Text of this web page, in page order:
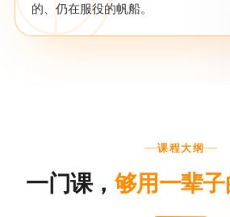
的、仍在服役的帆船。
课程大纲
一门课， 够用一辈